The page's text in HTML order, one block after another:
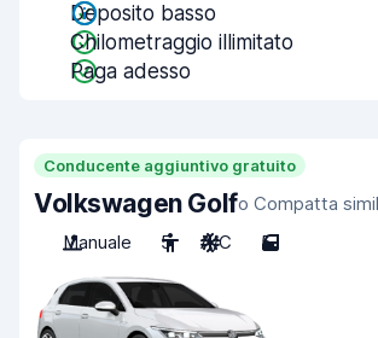
Deposito basso
Chilometraggio illimitato
Paga adesso
Conducente aggiuntivo gratuito
Volkswagen Golfo Compatta
Manuale
5 A/C 5